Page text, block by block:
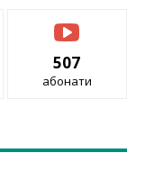
507
абонати